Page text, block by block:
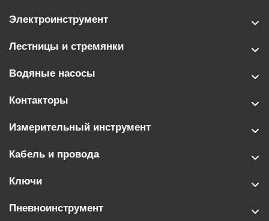
Электроинструмент
Лестницы и стремянки
Водяные насосы
Контакторы
Измерительный инструмент
Кабель и провода
Ключи
Пневноинструмент